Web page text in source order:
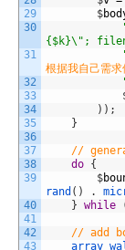
29
30
31
32
33
34
35
36
37
38
39
40
41
42
43
$
{$k}\";
根据我自己需
) ) ;
}
//
do {
$
rand ( ) .
} while
// add